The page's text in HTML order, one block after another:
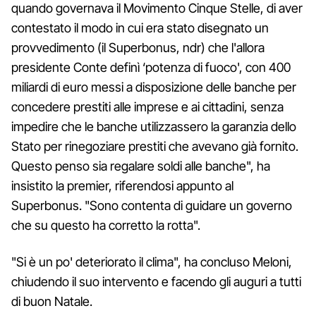
quando governava il Movimento Cinque Stelle, di aver
contestato il modo in cui era stato disegnato un
provvedimento (il Superbonus, ndr) che l'allora
presidente Conte definì ‘potenza di fuoco', con 400
miliardi di euro messi a disposizione delle banche per
concedere prestiti alle imprese e ai cittadini, senza
impedire che le banche utilizzassero la garanzia dello
Stato per rinegoziare prestiti che avevano già fornito.
Questo penso sia regalare soldi alle banche", ha
insistito la premier, riferendosi appunto al
Superbonus. "Sono contenta di guidare un governo
che su questo ha corretto la rotta".
"Si è un po' deteriorato il clima", ha concluso Meloni,
chiudendo il suo intervento e facendo gli auguri a tutti
di buon Natale.